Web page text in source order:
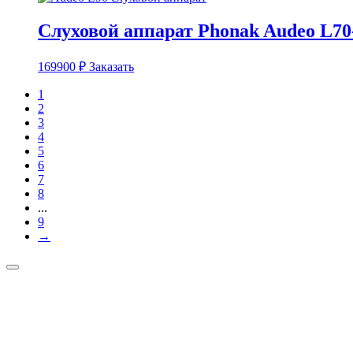
Слуховой аппарат Phonak Audeo
169900 ₽ Заказать
1
2
3
4
5
6
7
8
...
9
→